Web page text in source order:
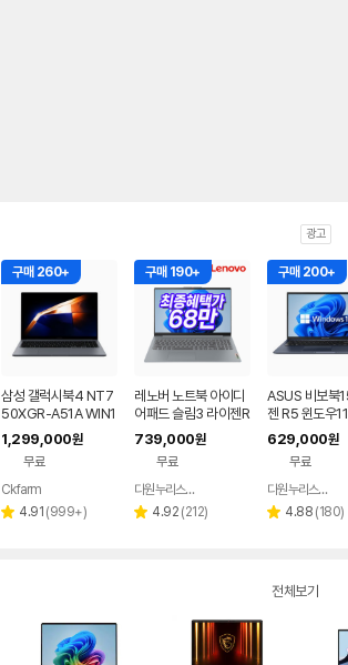
광고
구매 260+
삼성 갤럭시북4 NT7
50XGR-A51A WIN1
1 FPP(버젼UP설치)
업무용 학생용 사무용
노트북 문스톤그레이
1,299,000원
무료
페이
Ckfarm
별 4.91 리
(999+)
구매 190+
레노버 노트북 아이디
어패드 슬림3 라이젠R
5 8GB 256GB 윈도
우11
739,000원
무료
페이
다원누리스토어
별 4.92 리
(212)
구매 200+
ASUS 비보북
젠 R5 윈도우
근무 싼 노트북
629,000원
무료
다원누리스토어
별 4.88 리
(180)
전체보기